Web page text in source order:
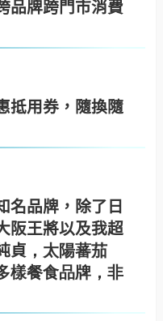
品牌跨門市消費
抵用券，隨換隨
名品牌，除了日
阪王將以及我超
貞 ，太陽蕃茄
樣餐食品牌，非